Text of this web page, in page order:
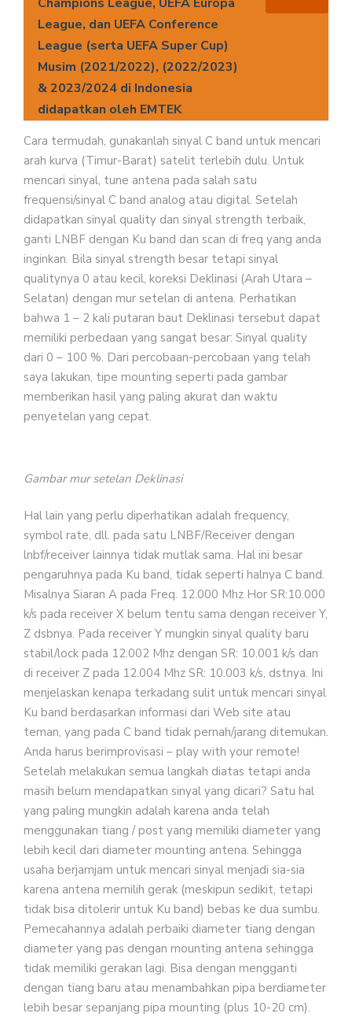
League, dan UEFA Conference
League (serta UEFA Super Cup)
Musim (2021/2022), (2022/2023)
& 2023/2024 di Indonesia
didapatkan oleh EMTEK
Cara termudah, gunakanlah sinyal C band untuk mencari
arah kurva (Timur-Barat) satelit terlebih dulu. Untuk
mencari sinyal, tune antena pada salah satu
frequensi/sinyal C band analog atau digital. Setelah
didapatkan sinyal quality dan sinyal strength terbaik,
ganti LNBF dengan Ku band dan scan di freq yang anda
inginkan. Bila sinyal strength besar tetapi sinyal
qualitynya 0 atau kecil, koreksi Deklinasi (Arah Utara –
Selatan) dengan mur setelan di antena. Perhatikan
bahwa 1 – 2 kali putaran baut Deklinasi tersebut dapat
memiliki perbedaan yang sangat besar: Sinyal quality
dari 0 – 100 %. Dari percobaan-percobaan yang telah
saya lakukan, tipe mounting seperti pada gambar
memberikan hasil yang paling akurat dan waktu
penyetelan yang cepat.
Gambar mur setelan Deklinasi
Hal lain yang perlu diperhatikan adalah frequency,
symbol rate, dll. pada satu LNBF/Receiver dengan
lnbf/receiver lainnya tidak mutlak sama. Hal ini besar
pengaruhnya pada Ku band, tidak seperti halnya C band.
Misalnya Siaran A pada Freq. 12.000 Mhz Hor SR:10.000
k/s pada receiver X belum tentu sama dengan receiver Y,
Z dsbnya. Pada receiver Y mungkin sinyal quality baru
stabil/lock pada 12.002 Mhz dengan SR: 10.001 k/s dan
di receiver Z pada 12.004 Mhz SR: 10.003 k/s, dstnya. Ini
menjelaskan kenapa terkadang sulit untuk mencari sinyal
Ku band berdasarkan informasi dari Web site atau
teman, yang pada C band tidak pernah/jarang ditemukan.
Anda harus berimprovisasi – play with your remote!
Setelah melakukan semua langkah diatas tetapi anda
masih belum mendapatkan sinyal yang dicari? Satu hal
yang paling mungkin adalah karena anda telah
menggunakan tiang / post yang memiliki diameter yang
lebih kecil dari diameter mounting antena. Sehingga
usaha berjamjam untuk mencari sinyal menjadi sia-sia
karena antena memilih gerak (meskipun sedikit, tetapi
tidak bisa ditolerir untuk Ku band) bebas ke dua sumbu.
Pemecahannya adalah perbaiki diameter tiang dengan
diameter yang pas dengan mounting antena sehingga
tidak memiliki gerakan lagi. Bisa dengan mengganti
dengan tiang baru atau menambahkan pipa berdiameter
lebih besar sepanjang pipa mounting (plus 10-20 cm).